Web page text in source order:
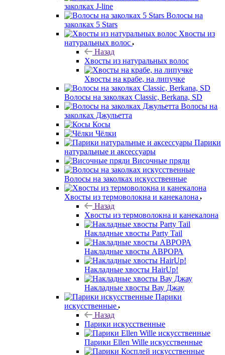
заколках J-line
Волосы на
заколках 5 Stars
Хвосты из
натуральных волос
Назад
Хвосты из натуральных волос
Хвосты на крабе, на липучке
Волосы на заколках Classic, Berkana, SD
Волосы на
заколках Джульетта
Косы
Чёлки
Парики
натуральные и аксессуары
Височные пряди
Волосы на заколках искусственные
Хвосты из термоволокна и канекалона
Назад
Хвосты из термоволокна и канекалона
Накладные хвосты Party Tail
Накладные хвосты АВРОРА
Накладные хвосты HairUp!
Накладные хвосты Вау Джау
Парики
искусственные
Назад
Парики искусственные
Парики Ellen Wille искусственные